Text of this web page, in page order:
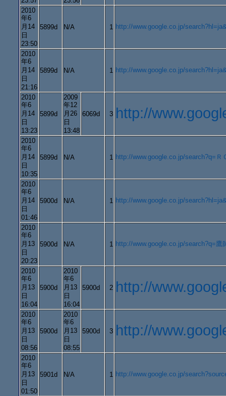
2010
年6
月14
日
23:50
5899d N/A 1 http://www.google.co.jp/
2010
年6
月14
日
21:16
5899d N/A 1 http://www.google.co.jp/
2010
年6
月14
日
13:23
5899d
2009
年12
月26
日
13:48
6069d 3 http://
2010
年6
月14
日
10:35
5899d N/A 1 http://www.google.co.jp/search?q=
2010
年6
月14
日
01:46
5900d N/A 1 http://www.google.co.jp/
2010
年6
月13
日
20:23
5900d N/A 1 http://www.google.co.jp/search?q=
2010
年6
月13
日
16:04
5900d
2010
年6
月13
日
16:04
5900d 2 http://
2010
年6
月13
日
08:56
5900d
2010
年6
月13
日
08:55
5900d 3 http://
2010
年6
月13
日
01:50
5901d N/A 1 http://www.google.co.jp/